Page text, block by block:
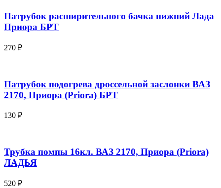
Патрубок расширительного бачка нижний Лада
Приора БРТ
270 ₽
Патрубок подогрева дроссельной заслонки ВАЗ
2170, Приора (Priora) БРТ
130 ₽
Трубка помпы 16кл. ВАЗ 2170, Приора (Priora)
ЛАДЬЯ
520 ₽